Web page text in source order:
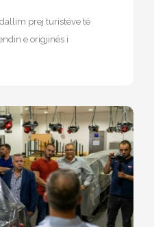
prej turistëve të
e origjinës i